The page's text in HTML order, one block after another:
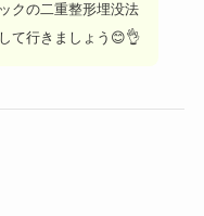
クの二重整形埋没法
て行きましょう😊👌